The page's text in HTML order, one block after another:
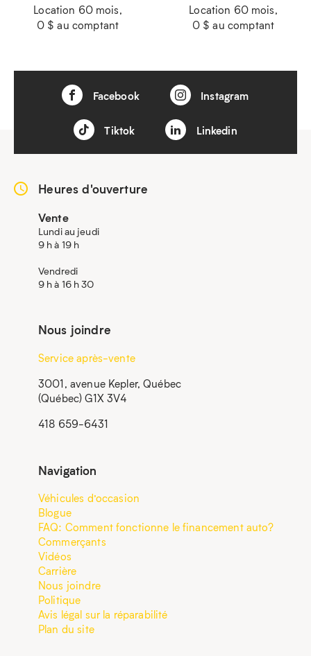
Location 60 mois,
0 $ au comptant
Location 60 mois,
0 $ au comptant
Facebook Instagram
Tiktok Linkedin
Heures d'ouverture
Vente
Lundi au jeudi
9 h à 19 h
Vendredi
9 h à 16 h 30
Nous joindre
Service après-vente
3001, avenue Kepler, Québec
(Québec) G1X 3V4
418 659-6431
Navigation
Véhicules d’occasion
Blogue
FAQ: Comment fonctionne le financement auto?
Commerçants
Vidéos
Carrière
Nous joindre
Politique
Avis légal sur la réparabilité
Plan du site